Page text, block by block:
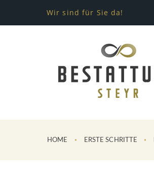
Wir sind für Sie da!
HOME ERSTE SCHRITTE